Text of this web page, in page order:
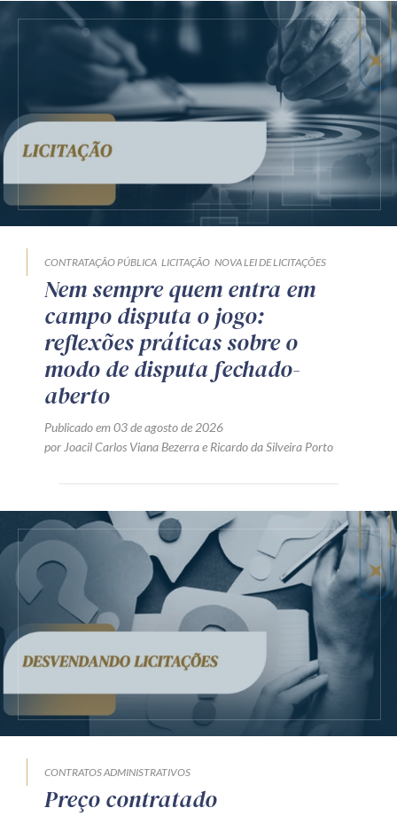
CONTRATAÇÃO PÚBLICA LICITAÇÃO NOVA LEI DE LICITAÇÕES
Nem sempre quem entra em
campo disputa o jogo:
reflexões práticas sobre o
modo de disputa fechado-
aberto
Publicado em 03 de agosto de 2026
por Joacil Carlos Viana Bezerrae Ricardo da Silveira Porto
CONTRATOS ADMINISTRATIVOS
Preço contratado